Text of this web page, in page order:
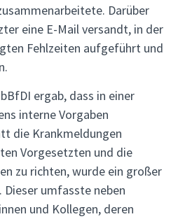
Darüber
eine E-Mail versandt, in der
Fehlzeiten aufgeführt und
ergab, dass in einer
interne Vorgaben
die Krankmeldungen
Vorgesetzten und die
zu richten, wurde ein großer
umfasste neben
und Kollegen, deren